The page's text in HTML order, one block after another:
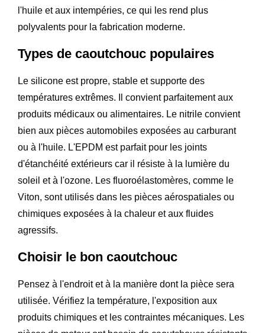
l'huile et aux intempéries, ce qui les rend plus
polyvalents pour la fabrication moderne.
Types de caoutchouc populaires
Le silicone est propre, stable et supporte des
températures extrêmes. Il convient parfaitement aux
produits médicaux ou alimentaires. Le nitrile convient
bien aux pièces automobiles exposées au carburant
ou à l'huile. L'EPDM est parfait pour les joints
d'étanchéité extérieurs car il résiste à la lumière du
soleil et à l'ozone. Les fluoroélastomères, comme le
Viton, sont utilisés dans les pièces aérospatiales ou
chimiques exposées à la chaleur et aux fluides
agressifs.
Choisir le bon caoutchouc
Pensez à l'endroit et à la manière dont la pièce sera
utilisée. Vérifiez la température, l'exposition aux
produits chimiques et les contraintes mécaniques. Les